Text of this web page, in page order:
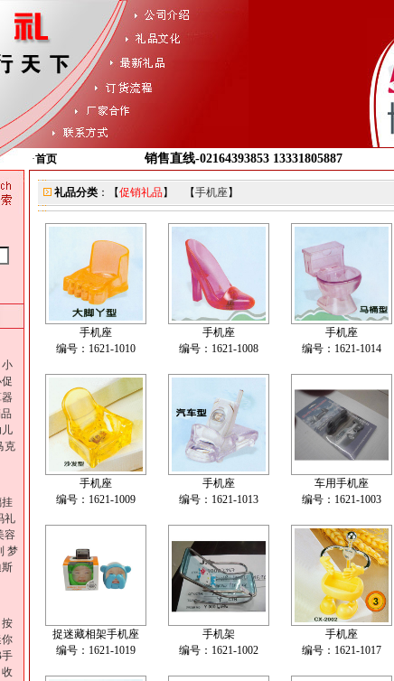
小
克
礼
容
梦
按
收
·首页 销售直线-02164393853 13331805887
礼品分类：【促销礼品】 【手机座】
手机座
编号：1621-1010
手机座
编号：1621-1008
手机座
编号：1621-1014
手机座
编号：1621-1009
手机座
编号：1621-1013
车用手机座
编号：1621-1003
捉迷藏相架手机座
编号：1621-1019
手机架
编号：1621-1002
手机座
编号：1621-1017